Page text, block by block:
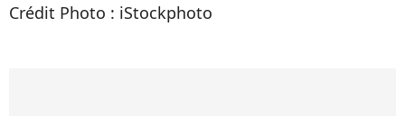
Crédit Photo : iStockphoto